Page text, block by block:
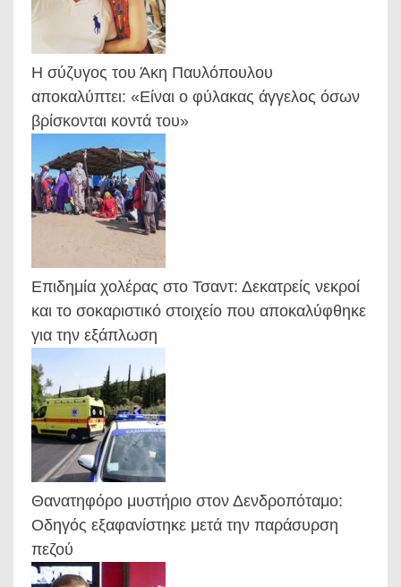
Η σύζυγος του Άκη Παυλόπουλου
αποκαλύπτει: «Είναι ο φύλακας άγγελος όσων
βρίσκονται κοντά του»
Επιδημία χολέρας στο Τσαντ: Δεκατρείς νεκροί
και το σοκαριστικό στοιχείο που αποκαλύφθηκε
για την εξάπλωση
Θανατηφόρο μυστήριο στον Δενδροπόταμο:
Οδηγός εξαφανίστηκε μετά την παράσυρση
πεζού